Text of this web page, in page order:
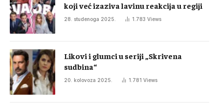
koji već izaziva lavinu reakcija u regiji
28. studenoga 2025. 1.783 Views
Likovi i glumci u seriji „Skrivena
sudbina“
20. kolovoza 2025. 1.781 Views